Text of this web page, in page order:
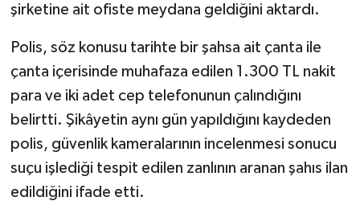
şirketine ait ofiste meydana geldiğini aktardı.
Polis, söz konusu tarihte bir şahsa ait çanta ile
çanta içerisinde muhafaza edilen 1.300 TL nakit
para ve iki adet cep telefonunun çalındığını
belirtti. Şikâyetin aynı gün yapıldığını kaydeden
polis, güvenlik kameralarının incelenmesi sonucu
suçu işlediği tespit edilen zanlının aranan şahıs ilan
edildiğini ifade etti.